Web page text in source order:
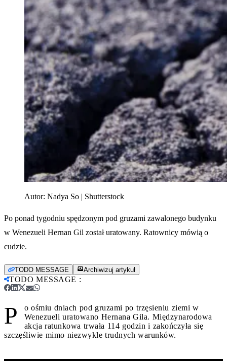
Autor: Nadya So | Shutterstock
Po ponad tygodniu spędzonym pod gruzami zawalonego budynku
w Wenezueli Hernan Gil został uratowany. Ratownicy mówią o
cudzie.
TODO MESSAGE Archiwizuj artykuł
TODO MESSAGE :
P
o ośmiu dniach pod gruzami po trzęsieniu ziemi w
Wenezueli uratowano Hernana Gila. Międzynarodowa
akcja ratunkowa trwała 114 godzin i zakończyła się
szczęśliwie mimo niezwykle trudnych warunków.